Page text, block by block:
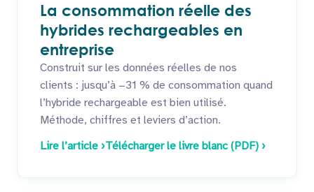
La consommation réelle des
hybrides rechargeables en
entreprise
Construit sur les données réelles de nos
clients : jusqu’à −31 % de consommation quand
l’hybride rechargeable est bien utilisé.
Méthode, chiffres et leviers d’action.
Lire l’article ›Télécharger le livre blanc (PDF) ›